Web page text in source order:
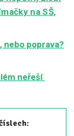
na SŠ,
nebo poprava?
neřeší